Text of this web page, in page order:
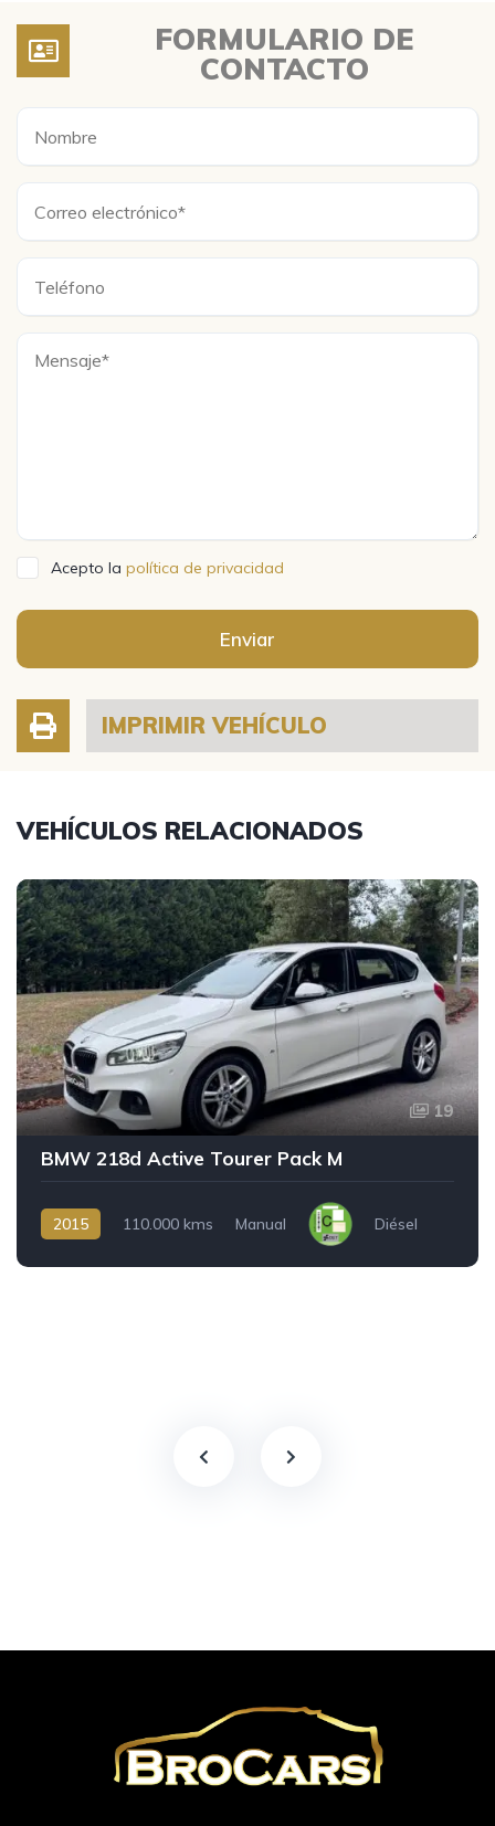
FORMULARIO DE
CONTACTO
Acepto la política de privacidad
Enviar
IMPRIMIR VEHÍCULO
VEHÍCULOS RELACIONADOS
19
BMW 218d Active Tourer Pack M
2015 110.000 kms Manual Diésel